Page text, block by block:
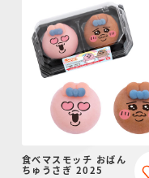
食べマスモッチ おぱん
ちゅうさぎ 2025